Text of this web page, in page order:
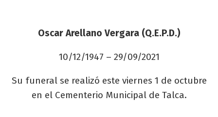
Oscar Arellano Vergara (Q.E.P.D.)
10/12/1947 – 29/09/2021
Su funeral se realizó este viernes 1 de octubre
en el Cementerio Municipal de Talca.